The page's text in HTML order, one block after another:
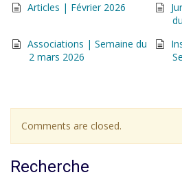
Articles | Février 2026
Associations | Semaine du
2 mars 2026
Comments are closed.
Recherche